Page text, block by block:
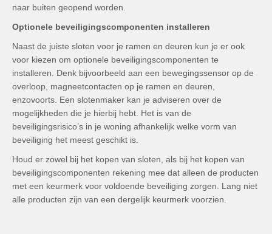
naar buiten geopend worden.
Optionele beveiligingscomponenten installeren
Naast de juiste sloten voor je ramen en deuren kun je er ook
voor kiezen om optionele beveiligingscomponenten te
installeren. Denk bijvoorbeeld aan een bewegingssensor op de
overloop, magneetcontacten op je ramen en deuren,
enzovoorts. Een slotenmaker kan je adviseren over de
mogelijkheden die je hierbij hebt. Het is van de
beveiligingsrisico’s in je woning afhankelijk welke vorm van
beveiliging het meest geschikt is.
Houd er zowel bij het kopen van sloten, als bij het kopen van
beveiligingscomponenten rekening mee dat alleen de producten
met een keurmerk voor voldoende beveiliging zorgen. Lang niet
alle producten zijn van een dergelijk keurmerk voorzien.